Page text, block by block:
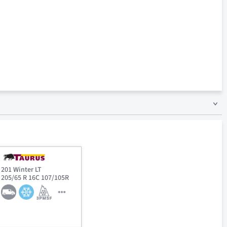
201 Winter LT
205/65 R 16C 107/105R